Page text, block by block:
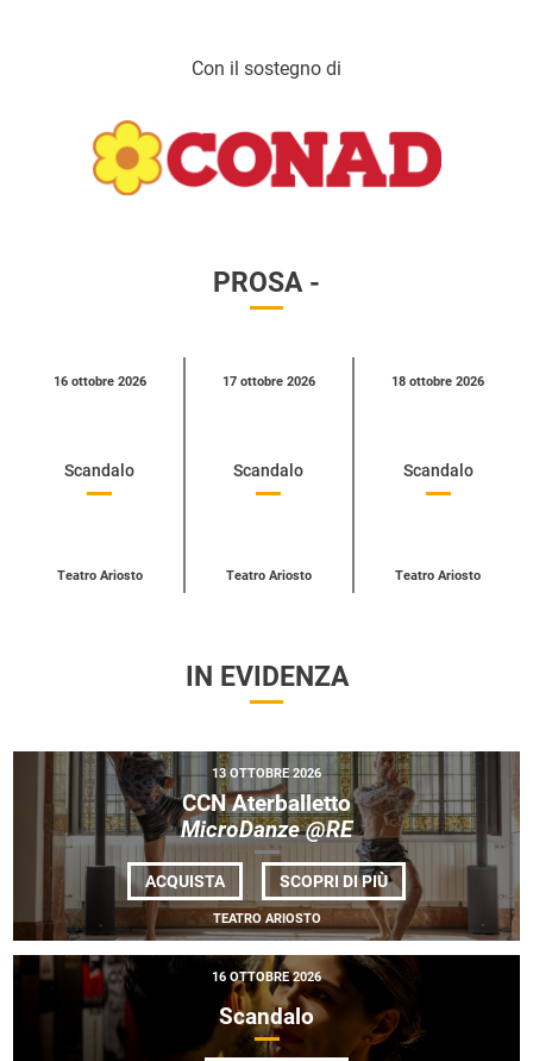
Con il sostegno di
PROSA -
categoria
16 ottobre 2026
Scandalo
Teatro Ariosto
17 ottobre 2026
Scandalo
Teatro Ariosto
18 ottobre 2026
Scandalo
Teatro Ariosto
IN EVIDENZA
13 OTTOBRE 2026
CCN Aterballetto
MicroDanze @RE
ACQUISTA SCOPRI DI PIÙDI
CCN
<EM>MICRODANZE
@RE</EM>
TEATRO ARIOSTO
16 OTTOBRE 2026
Scandalo